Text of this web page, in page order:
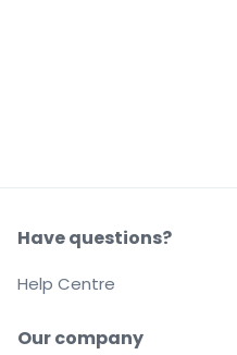
Our company
Have questions?
Help Centre